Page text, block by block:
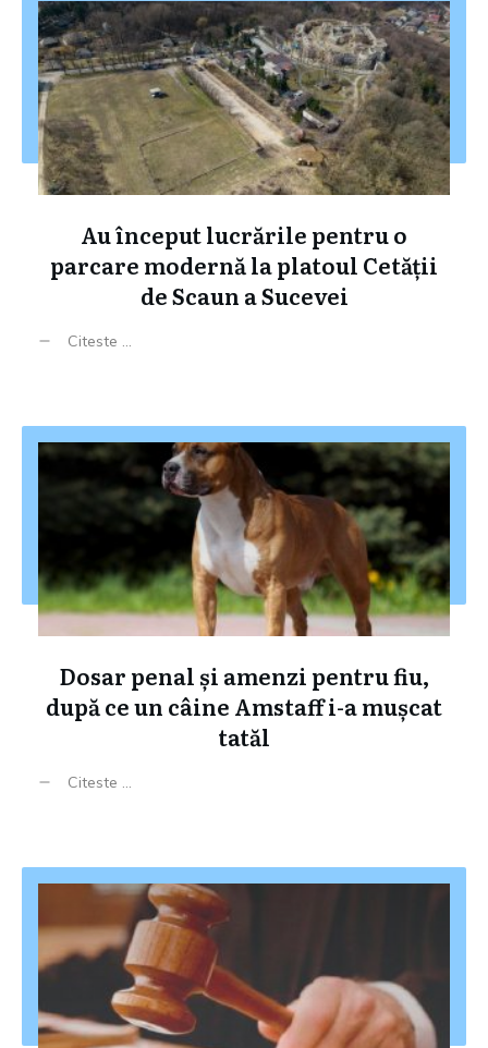
Au început lucrările pentru o
parcare modernă la platoul Cetății
de Scaun a Sucevei
Citeste ...
Dosar penal și amenzi pentru fiu,
după ce un câine Amstaff i-a mușcat
tatăl
Citeste ...